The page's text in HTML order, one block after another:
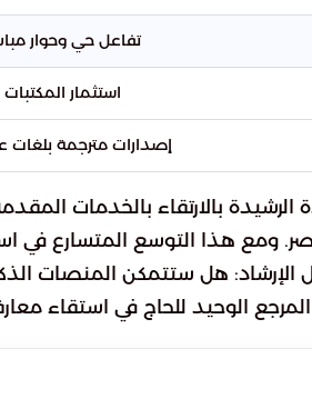
تفاعل حي وحوار
استثمار
إصدارات مترجمة بلغات
بالارتقاء بالخدمات
ومع هذا التوسع المتسارع في
هل ستتمكن المنصات
الوحيد للحاج في استقاء